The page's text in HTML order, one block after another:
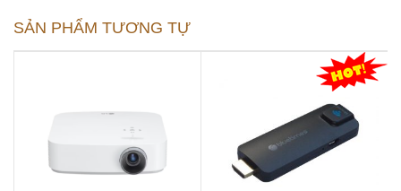
SẢN PHẨM TƯƠNG TỰ